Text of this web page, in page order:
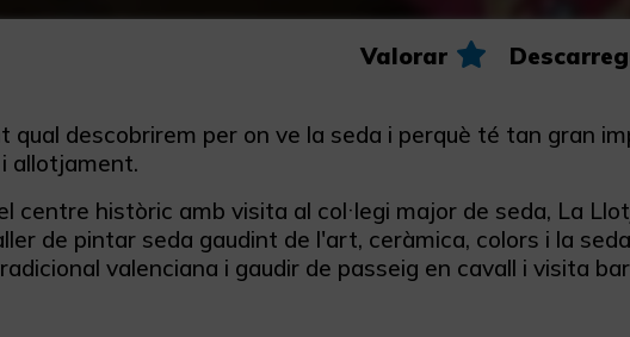
Valorar
qual descobrirem per on ve la seda i perquè té tan gran
allotjament.
centre històric amb visita al col·legi major de seda, La
de pintar seda gaudint de l'art, ceràmica, colors i la
valenciana i gaudir de passeig en cavall i visita